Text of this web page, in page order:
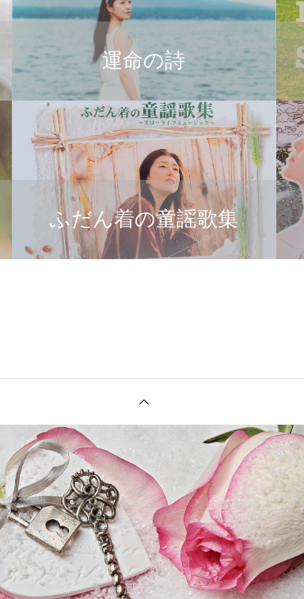
運命の詩
ふだん着の童謡歌集